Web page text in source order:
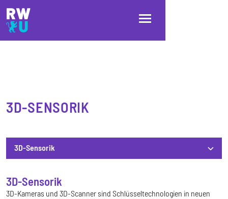
Direkt zum Inhalt
Direkt zur Hauptnavigation
Direkt zum Fußbereich
3D-SENSORIK
3D-Sensorik
3D-Sensorik
3D-Sensorik
3D-Kameras und 3D-Scanner sind Schlüsseltechnologien in neuen